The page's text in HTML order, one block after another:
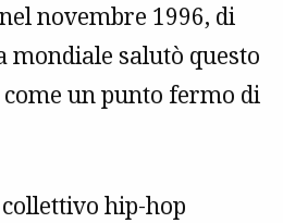
novembre 1996, di
mondiale salutò questo
un punto fermo di
hip-hop